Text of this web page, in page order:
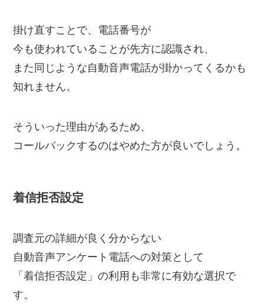
掛け直すことで、電話番号が
今も使われていることが先方に認識され、
また同じような自動音声電話が掛かってくるかも
知れません。
そういった理由があるため、
コールバックするのはやめた方が良いでしょう。
着信拒否設定
調査元の詳細が良く分からない
自動音声アンケート電話への対策として
「着信拒否設定」の利用も非常に有効な選択で
す。